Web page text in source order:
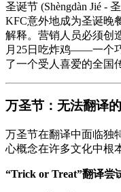
圣诞节 (Shèngdàn Jié -
KFC意外地成为圣诞晚
解释。营销人员必须创
月25日吃炸鸡——一个
了一个受人喜爱的全国
万圣节：无法翻译
万圣节在翻译中面临独
心概念在许多文化中根
“Trick or Treat”翻译尝